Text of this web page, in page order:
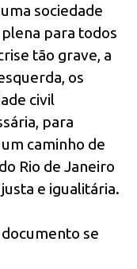
sociedade
para todos
tão grave, a
os
civil
para
caminho de
Rio de Janeiro
e igualitária.
se